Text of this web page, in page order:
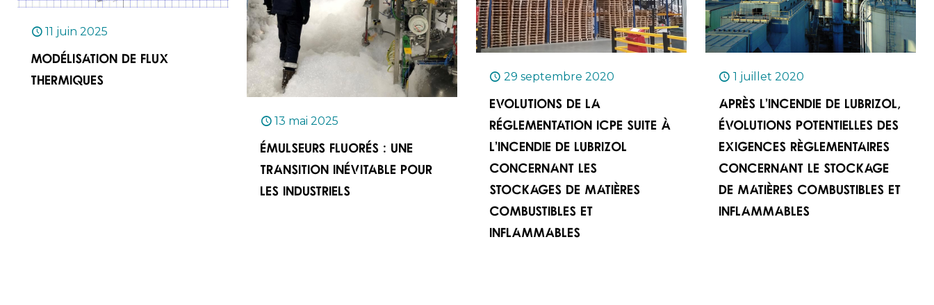
11 juin 2025
Modélisation de flux
thermiques
13 mai 2025
Émulseurs fluorés : une
transition inévitable pour
les industriels
29 septembre 2020
Evolutions de la
réglementation ICPE suite à
l’incendie de Lubrizol
concernant les
stockages de matières
combustibles et
inflammables
1 juillet 2020
Après l’incendie de Lubrizol,
évolutions potentielles des
exigences règlementaires
concernant le stockage
de matières combustibles et
inflammables